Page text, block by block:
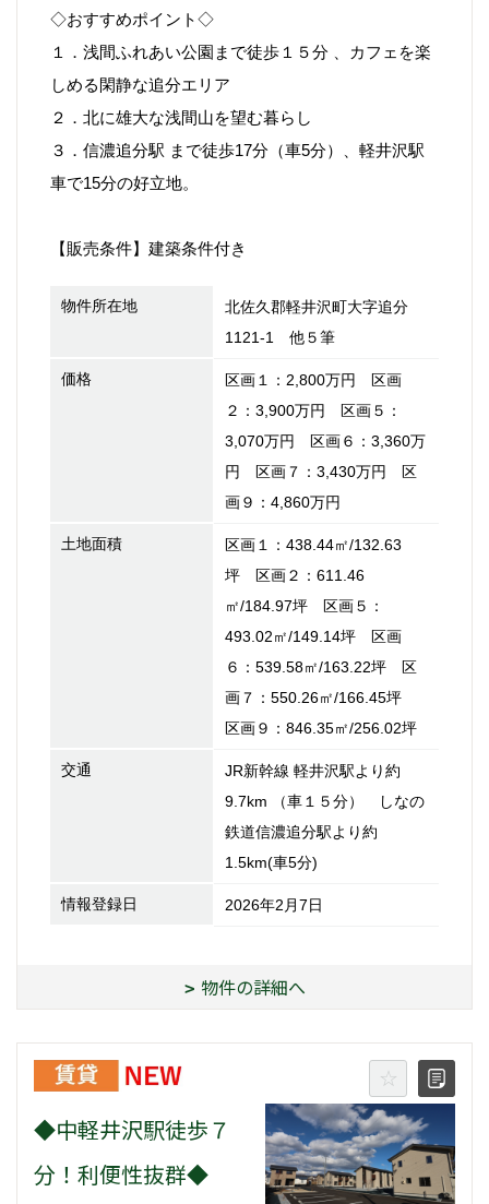
◇おすすめポイント◇
１．浅間ふれあい公園まで徒歩１５分 、カフェを楽
しめる閑静な追分エリア
２．北に雄大な浅間山を望む暮らし
３．信濃追分駅 まで徒歩17分（車5分）、軽井沢駅
車で15分の好立地。
【販売条件】建築条件付き
物件所在地
北佐久郡軽井沢町大字追分
1121-1 他５筆
価格
区画１：2,800万円 区画
２：3,900万円 区画５：
3,070万円 区画６：3,360万
円 区画７：3,430万円 区
画９：4,860万円
土地面積
区画１：438.44㎡/132.63
坪 区画２：611.46
㎡/184.97坪 区画５：
493.02㎡/149.14坪 区画
６：539.58㎡/163.22坪 区
画７：550.26㎡/166.45坪
区画９：846.35㎡/256.02坪
交通
JR新幹線 軽井沢駅より約
9.7km （車１５分） しなの
鉄道信濃追分駅より約
1.5km(車5分)
情報登録日 2026年2月7日
物件の詳細へ
◆中軽井沢駅徒歩７
分！利便性抜群◆